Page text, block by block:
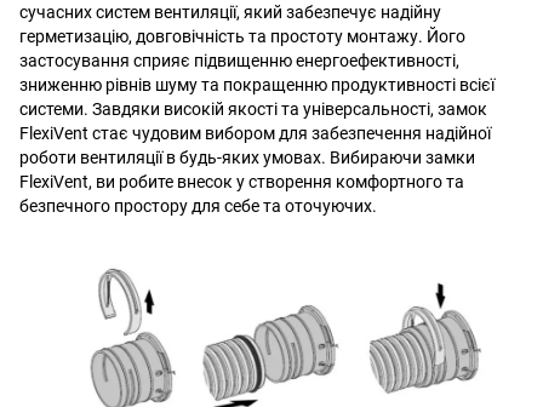
сучасних систем вентиляції, який забезпечує надійну
герметизацію, довговічність та простоту монтажу. Його
застосування сприяє підвищенню енергоефективності,
зниженню рівнів шуму та покращенню продуктивності всієї
системи. Завдяки високій якості та універсальності, замок
FlexiVent стає чудовим вибором для забезпечення надійної
роботи вентиляції в будь-яких умовах. Вибираючи замки
FlexiVent, ви робите внесок у створення комфортного та
безпечного простору для себе та оточуючих.